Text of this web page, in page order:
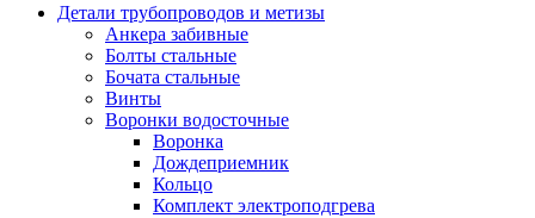
Детали трубопроводов и метизы
Анкера забивные
Болты стальные
Бочата стальные
Винты
Воронки водосточные
Воронка
Дождеприемник
Кольцо
Комплект электроподгрева